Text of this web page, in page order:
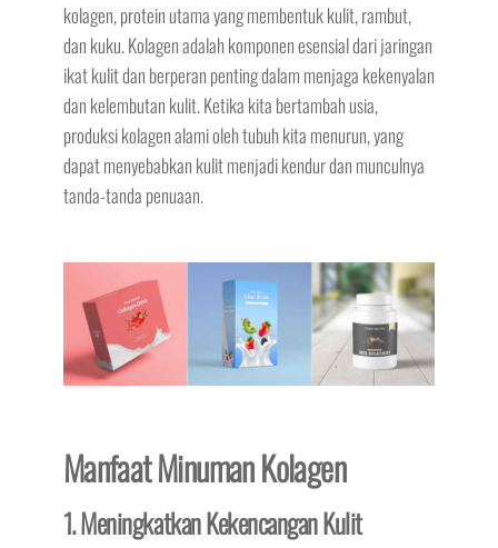
kolagen, protein utama yang membentuk kulit, rambut,
dan kuku. Kolagen adalah komponen esensial dari jaringan
ikat kulit dan berperan penting dalam menjaga kekenyalan
dan kelembutan kulit. Ketika kita bertambah usia,
produksi kolagen alami oleh tubuh kita menurun, yang
dapat menyebabkan kulit menjadi kendur dan munculnya
tanda-tanda penuaan.
Manfaat Minuman Kolagen
1. Meningkatkan Kekencangan Kulit